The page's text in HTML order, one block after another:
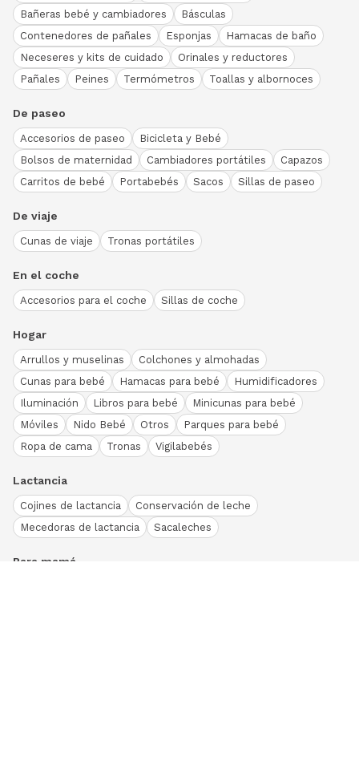
Bañeras bebé y cambiadores
Básculas
Contenedores de pañales
Esponjas
Hamacas de baño
Neceseres y kits de cuidado
Orinales y reductores
Pañales
Peines Termómetros Toallas y albornoces
De paseo
Accesorios de paseo
Bicicleta y Bebé
Bolsos de maternidad
Cambiadores portátiles
Capazos
Carritos de bebé
Portabebés Sacos Sillas de paseo
De viaje
Cunas de viaje Tronas portátiles
En el coche
Accesorios para el coche Sillas de coche
Hogar
Arrullos y muselinas
Colchones y almohadas
Cunas para bebé
Hamacas para bebé
Humidificadores
Iluminación
Libros para bebé
Minicunas para bebé
Móviles
Nido Bebé Otros
Parques para bebé
Ropa de cama
Tronas Vigilabebés
Lactancia
Cojines de lactancia
Conservación de leche
Mecedoras de lactancia
Sacaleches
Para mamá